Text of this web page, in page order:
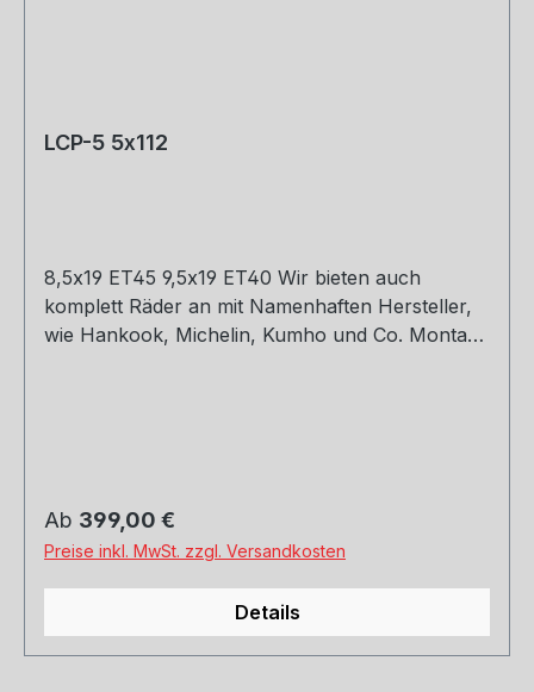
LCP-5 5x112
8,5x19 ET45 9,5x19 ET40 Wir bieten auch
komplett Räder an mit Namenhaften Hersteller,
wie Hankook, Michelin, Kumho und Co. Montage
Regulärer Preis:
Ab 399,00 €
Preise inkl. MwSt. zzgl. Versandkosten
Details